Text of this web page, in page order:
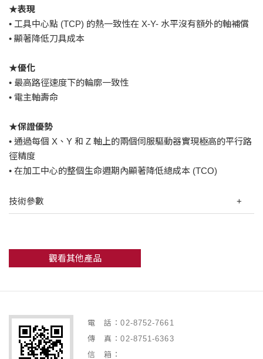
★表現
• 工具中心點 (TCP) 的熱一致性在 X-Y- 水平沒有額外的軸補償
• 顯著降低刀具成本
★優化
• 最高路徑速度下的輪廓一致性
• 電主軸壽命
★保證優勢
• 通過每個 X、Y 和 Z 軸上的兩個伺服驅動器實現極高的平行路
徑精度
• 在加工中心的整個生命週期內顯著降低總成本 (TCO)
技術參數
觀看其他產品
電 話：02-8752-7661
傳 真：02-8751-6363
信 箱：